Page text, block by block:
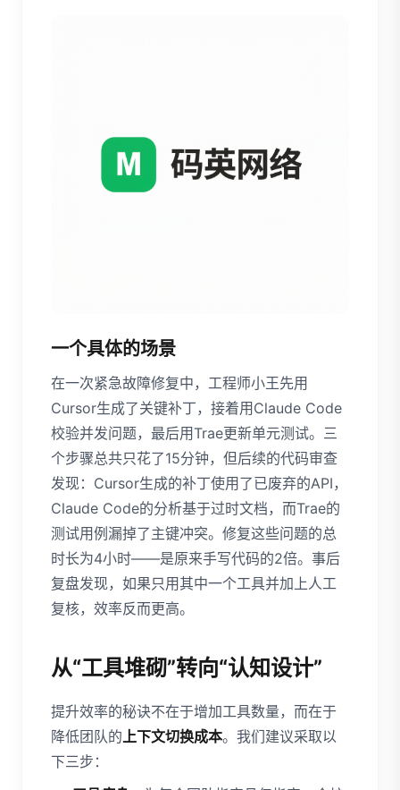
一个具体的场景
在一次紧急故障修复中，工程师小王先用
Cursor生成了关键补丁，接着用Claude Code
校验并发问题，最后用Trae更新单元测试。三
个步骤总共只花了15分钟，但后续的代码审查
发现：Cursor生成的补丁使用了已废弃的API，
Claude Code的分析基于过时文档，而Trae的
测试用例漏掉了主键冲突。修复这些问题的总
时长为4小时——是原来手写代码的2倍。事后
复盘发现，如果只用其中一个工具并加上人工
复核，效率反而更高。
从“工具堆砌”转向“认知设计”
提升效率的秘诀不在于增加工具数量，而在于
降低团队的上下文切换成本。我们建议采取以
下三步：